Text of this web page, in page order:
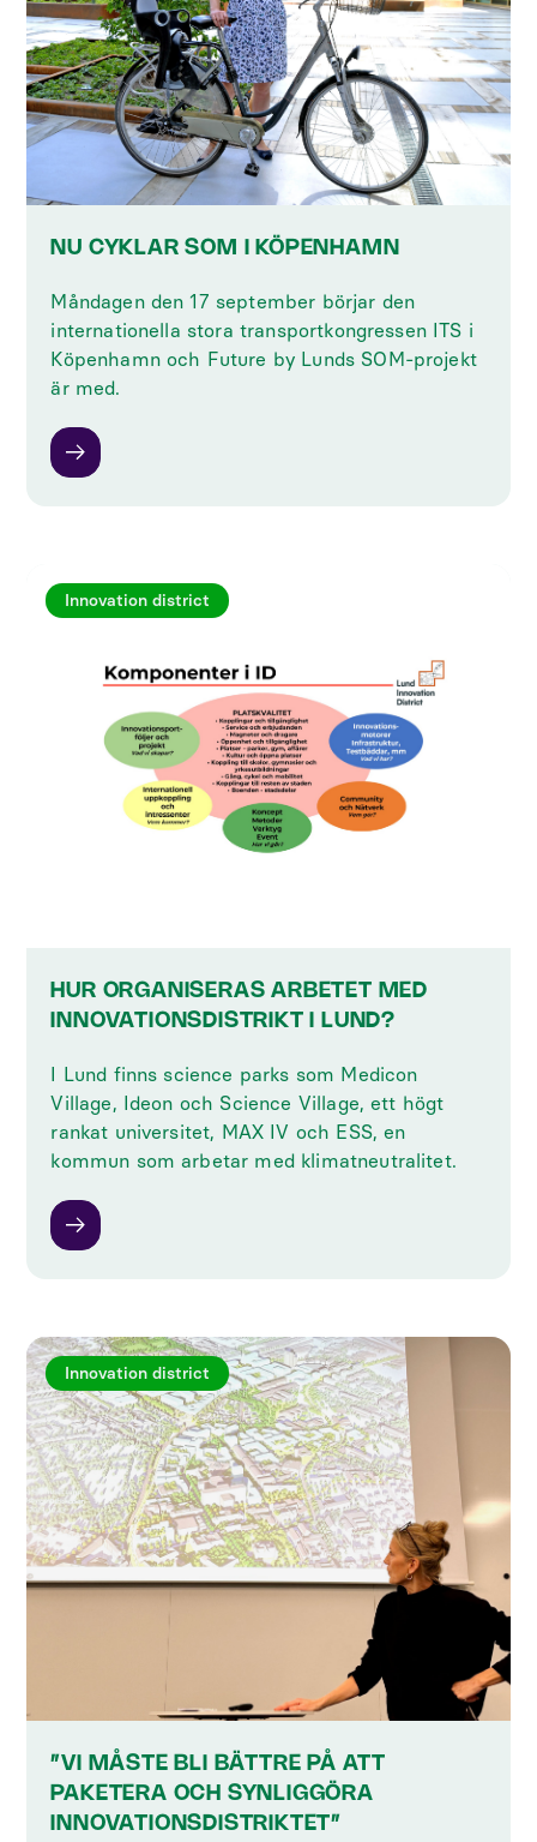
NU CYKLAR SOM I KÖPENHAMN
Måndagen den 17 september börjar den
internationella stora transportkongressen ITS i
Köpenhamn och Future by Lunds SOM-projekt
är med.
Innovation district
HUR ORGANISERAS ARBETET MED
INNOVATIONSDISTRIKT I LUND?
I Lund finns science parks som Medicon
Village, Ideon och Science Village, ett högt
rankat universitet, MAX IV och ESS, en
kommun som arbetar med klimatneutralitet.
Innovation district
”VI MÅSTE BLI BÄTTRE PÅ ATT
PAKETERA OCH SYNLIGGÖRA
INNOVATIONSDISTRIKTET”